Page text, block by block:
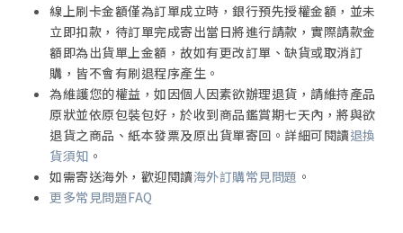
線上刷卡金額僅為訂單成立時，銀行預先授權金額，並未
立即扣款，待訂單完成寄出當日將進行請款，實際請款金
額即為出貨單上金額，故如有更改訂單、缺貨或取消訂
購，皆不會有刷退程序產生。
為維護您的權益，如因個人因素欲辦理退貨，請維持產品
原狀並依原包裝包好，於收到商品鑑賞期七天內，將與欲
退貨之商品、紙本發票及原出貨單寄回。詳細可閱讀退換
貨須知 。
如需寄送海外，歡迎閱讀海外訂購常見問題 。
更多常見問題FAQ